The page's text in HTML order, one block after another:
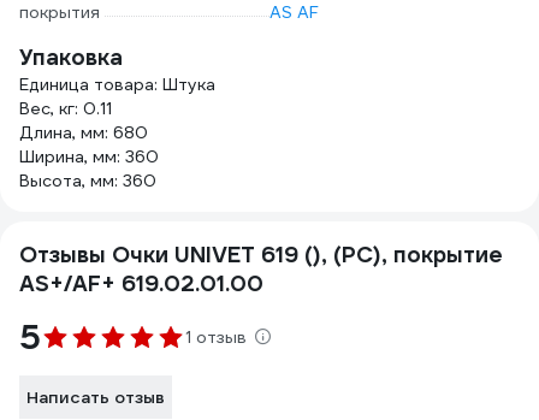
покрытия
AS AF
Упаковка
Единица товара: Штука
Вес, кг: 0.11
Длина, мм: 680
Ширина, мм: 360
Высота, мм: 360
Отзывы Очки UNIVET 619 (), (PC), покрытие
AS+/AF+ 619.02.01.00
5 1 отзыв
Написать отзыв